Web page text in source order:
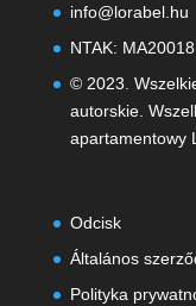
info@lorabel.hu
NTAK:
© 2023.
autorskie.
apartamentowy
Odcisk
Általános
Polityka